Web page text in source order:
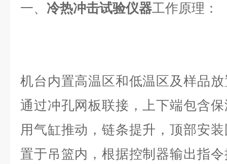
一、 冷热冲击试验仪器工作原理：
机台内置高温区和低温区及样品
通过冲孔网板联接，上下端包含
用气缸推动，链条提升，顶部安
置于吊篮内，根据控制器输出指